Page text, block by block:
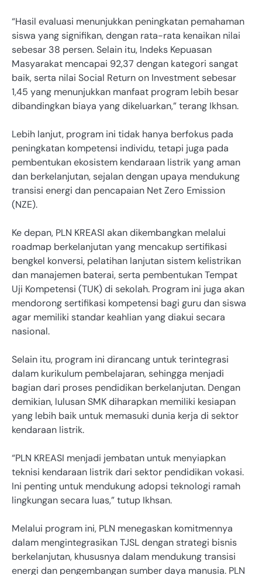
“Hasil evaluasi menunjukkan peningkatan pemahaman
siswa yang signifikan, dengan rata-rata kenaikan nilai
sebesar 38 persen. Selain itu, Indeks Kepuasan
Masyarakat mencapai 92,37 dengan kategori sangat
baik, serta nilai Social Return on Investment sebesar
1,45 yang menunjukkan manfaat program lebih besar
dibandingkan biaya yang dikeluarkan,” terang Ikhsan.
Lebih lanjut, program ini tidak hanya berfokus pada
peningkatan kompetensi individu, tetapi juga pada
pembentukan ekosistem kendaraan listrik yang aman
dan berkelanjutan, sejalan dengan upaya mendukung
transisi energi dan pencapaian Net Zero Emission
(NZE).
Ke depan, PLN KREASI akan dikembangkan melalui
roadmap berkelanjutan yang mencakup sertifikasi
bengkel konversi, pelatihan lanjutan sistem kelistrikan
dan manajemen baterai, serta pembentukan Tempat
Uji Kompetensi (TUK) di sekolah. Program ini juga akan
mendorong sertifikasi kompetensi bagi guru dan siswa
agar memiliki standar keahlian yang diakui secara
nasional.
Selain itu, program ini dirancang untuk terintegrasi
dalam kurikulum pembelajaran, sehingga menjadi
bagian dari proses pendidikan berkelanjutan. Dengan
demikian, lulusan SMK diharapkan memiliki kesiapan
yang lebih baik untuk memasuki dunia kerja di sektor
kendaraan listrik.
“PLN KREASI menjadi jembatan untuk menyiapkan
teknisi kendaraan listrik dari sektor pendidikan vokasi.
Ini penting untuk mendukung adopsi teknologi ramah
lingkungan secara luas,” tutup Ikhsan.
Melalui program ini, PLN menegaskan komitmennya
dalam mengintegrasikan TJSL dengan strategi bisnis
berkelanjutan, khususnya dalam mendukung transisi
energi dan pengembangan sumber daya manusia. PLN